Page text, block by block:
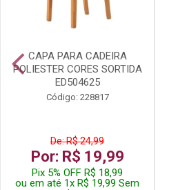
CAPA PARA CADEIRA
POLIESTER CORES SORTIDA
ED504625
Código: 228817
De: R$ 24,99
Por: R$ 19,99
Pix 5% OFF R$ 18,99
ou em até 1x R$ 19,99 Sem